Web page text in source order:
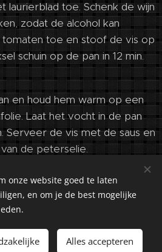
laurierblad toe. Schenk de wijn
zodat de alcohol kan
toe en stoof de vis op
schuin op de pan in 12 min.
en houd hem warm op een
Laat het vocht in de pan
Serveer de vis met de saus en
de peterselie.
Creations. Oosseldstraat 8,
Cookies
onze website goed te laten
en om je de best mogelijke
Alles accepteren